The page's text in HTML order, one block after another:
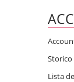
Lista